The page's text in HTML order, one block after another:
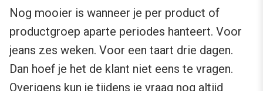
Nog mooier is wanneer je per product of
productgroep aparte periodes hanteert. Voor
jeans zes weken. Voor een taart drie dagen.
Dan hoef je het de klant niet eens te vragen.
Overigens kun je tijdens je vraag nog altijd